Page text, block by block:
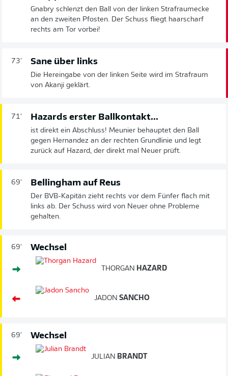
Gnabry schlenzt den Ball von der linken Strafraumecke
an den zweiten Pfosten. Der Schuss fliegt haarscharf
rechts am Tor vorbei!
73' Sane über links
Die Hereingabe von der linken Seite wird im Strafraum
von Akanji geklärt.
71' Hazards erster Ballkontakt...
ist direkt ein Abschluss! Meunier behauptet den Ball
gegen Hernandez an der rechten Grundlinie und legt
zurück auf Hazard, der direkt mal Neuer prüft.
69' Bellingham auf Reus
Der BVB-Kapitän zieht rechts vor dem Fünfer flach mit
links ab. Der Schuss wird von Neuer ohne Probleme
gehalten.
69' Wechsel
THORGAN HAZARD
JADON SANCHO
69' Wechsel
JULIAN BRANDT